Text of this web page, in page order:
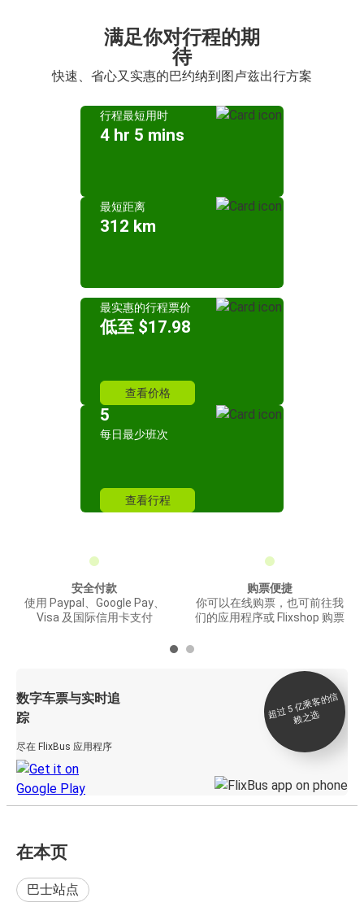
满足你对行程的期
待
快速、省心又实惠的巴约纳到图卢兹出行方案
行程最短用时
4 hr 5 mins
最短距离
312 km
最实惠的行程票价
低至 $17.98
查看价格
5
每日最少班次
查看行程
安全付款
使用 Paypal、Google Pay、
Visa 及国际信用卡支付
购票便捷
你可以在线购票，也可前往我
们的应用程序或 Flixshop 购票
数字车票与实时追
踪
尽在 FlixBus 应用程序
超
过 5
亿
乘
客
的
信
赖
之
选
在本页
巴士站点